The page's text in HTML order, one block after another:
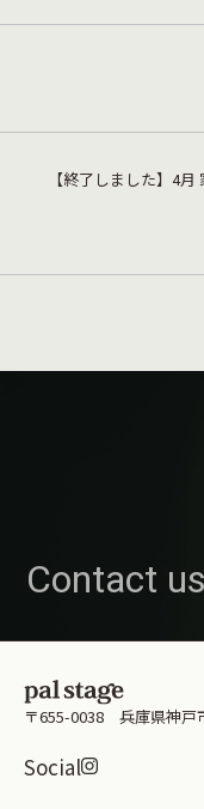
【終了しました】4
Contact us
〒655-0038 兵庫県神戸
Social